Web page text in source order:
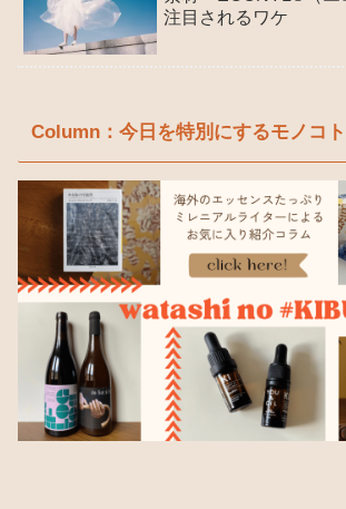
注目されるワケ
Column：今日を特別にするモノコト